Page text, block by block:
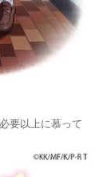
要以上に慕って